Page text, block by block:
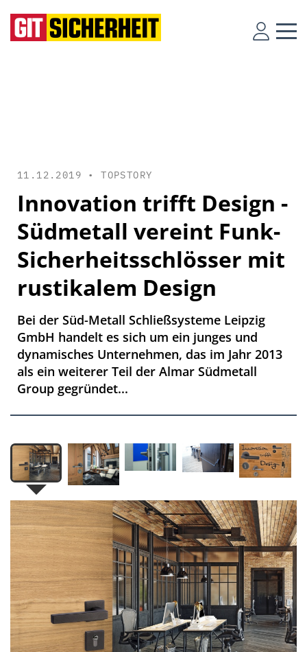
11.12.2019 •TOPSTORY
Innovation trifft Design -
Südmetall vereint Funk-
Sicherheitsschlösser mit
rustikalem Design
Bei der Süd-Metall Schließsysteme Leipzig
GmbH handelt es sich um ein junges und
dynamisches Unternehmen, das im Jahr 2013
als ein weiterer Teil der Almar Südmetall
Group gegründet...